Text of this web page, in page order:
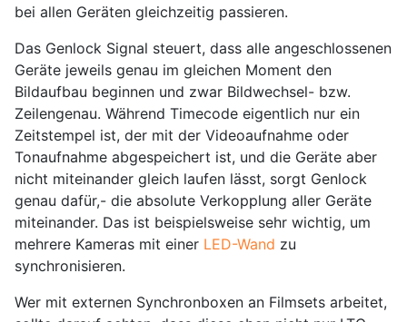
bei allen Geräten gleichzeitig passieren.
Das Genlock Signal steuert, dass alle angeschlossenen
Geräte jeweils genau im gleichen Moment den
Bildaufbau beginnen und zwar Bildwechsel- bzw.
Zeilengenau. Während Timecode eigentlich nur ein
Zeitstempel ist, der mit der Videoaufnahme oder
Tonaufnahme abgespeichert ist, und die Geräte aber
nicht miteinander gleich laufen lässt, sorgt Genlock
genau dafür,- die absolute Verkopplung aller Geräte
miteinander. Das ist beispielsweise sehr wichtig, um
mehrere Kameras mit einer LED-Wand zu
synchronisieren.
Wer mit externen Synchronboxen an Filmsets arbeitet,